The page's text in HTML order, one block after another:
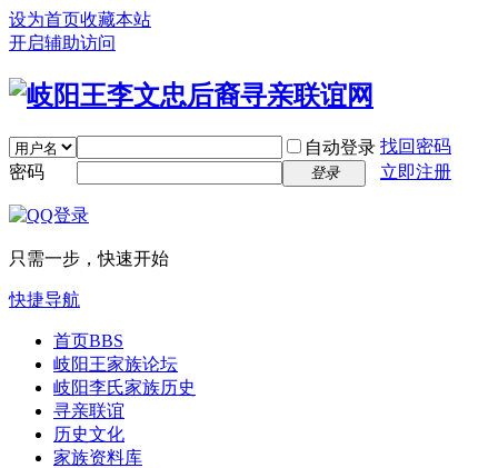
设为首页收藏本站
开启辅助访问
自动登录 找回密码
密码
登录 立即注册
只需一步，快速开始
快捷导航
首页BBS
岐阳王家族论坛
岐阳李氏家族历史
寻亲联谊
历史文化
家族资料库